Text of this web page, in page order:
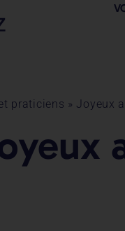
praticiens » Joyeux